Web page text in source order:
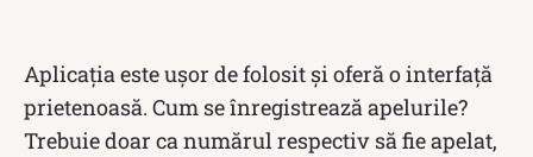
Aplicația este ușor de folosit și oferă o interfață
prietenoasă. Cum se înregistrează apelurile?
Trebuie doar ca numărul respectiv să fie apelat,